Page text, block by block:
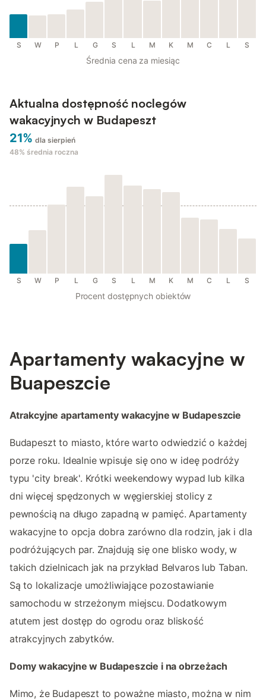
S W P L G S L M K M C L S
Średnia cena za miesiąc
Aktualna dostępność noclegów
wakacyjnych w Budapeszt
21% dla sierpień
48% średnia roczna
S W P L G S L M K M C L S
Procent dostępnych obiektów
Apartamenty wakacyjne w
Buapeszcie
Atrakcyjne apartamenty wakacyjne w Budapeszcie
Budapeszt to miasto, które warto odwiedzić o każdej
porze roku. Idealnie wpisuje się ono w ideę podróży
typu 'city break'. Krótki weekendowy wypad lub kilka
dni więcej spędzonych w węgierskiej stolicy z
pewnością na długo zapadną w pamięć. Apartamenty
wakacyjne to opcja dobra zarówno dla rodzin, jak i dla
podróżujących par. Znajdują się one blisko wody, w
takich dzielnicach jak na przykład Belvaros lub Taban.
Są to lokalizacje umożliwiające pozostawianie
samochodu w strzeżonym miejscu. Dodatkowym
atutem jest dostęp do ogrodu oraz bliskość
atrakcyjnych zabytków.
Domy wakacyjne w Budapeszcie i na obrzeżach
Mimo, że Budapeszt to poważne miasto, można w nim